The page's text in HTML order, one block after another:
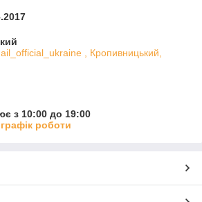
, Кропивницький,
з 10:00 до 19:00
роботи